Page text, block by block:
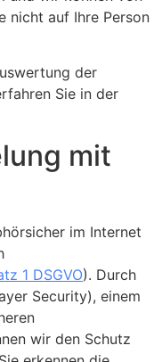
nicht auf Ihre Person
der
Sie in der
mit
im Internet
1 DSGVO). Durch
Security), einem
wir den Schutz